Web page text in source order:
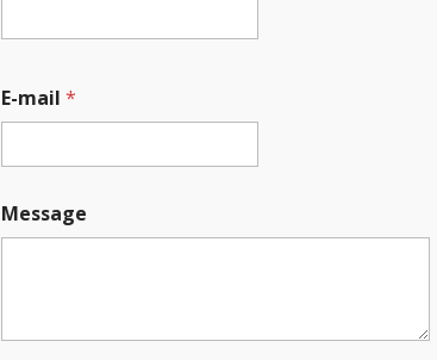
o
r
U
l
o
E-mail *
Message